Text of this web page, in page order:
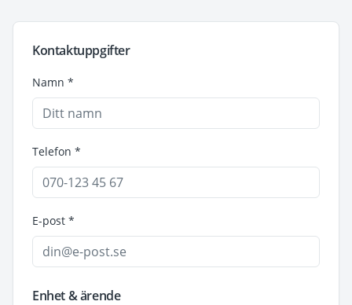
Kontaktuppgifter
Namn *
Telefon *
E-post *
Enhet & ärende